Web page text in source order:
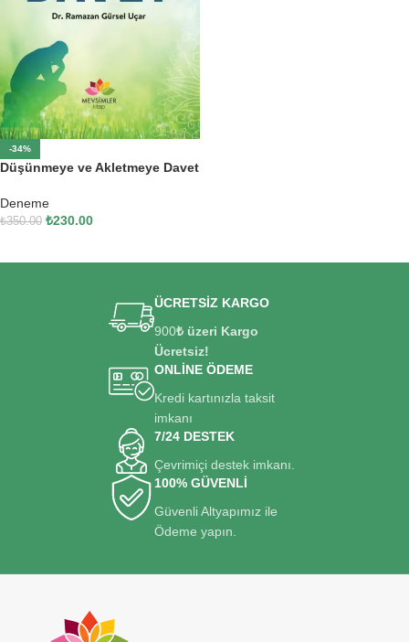
-34%
Düşünmeye ve Akletmeye Davet
Deneme
₺350.00 ₺230.00
ÜCRETSİZ KARGO
900₺ üzeri Kargo
Ücretsiz!
ONLİNE ÖDEME
Kredi kartınızla taksit
imkanı
7/24 DESTEK
Çevrimiçi destek imkanı.
100% GÜVENLİ
Güvenli Altyapımız ile
Ödeme yapın.